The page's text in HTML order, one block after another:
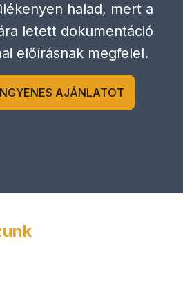
halad, mert a
letett dokumentáció
előírásnak megfelel.
AJÁNLATOT